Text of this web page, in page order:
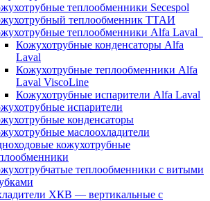
теплообменники Secespol
теплообменник ТТАИ
теплообменники Alfa Laval
Кожухотрубные конденсаторы Alfa
Laval
Кожухотрубные теплообменники Alfa
Laval ViscoLine
Кожухотрубные испарители Alfa Laval
испарители
конденсаторы
маслоохладители
кожухотрубные
теплообменники с витыми
ХКВ — вертикальные с